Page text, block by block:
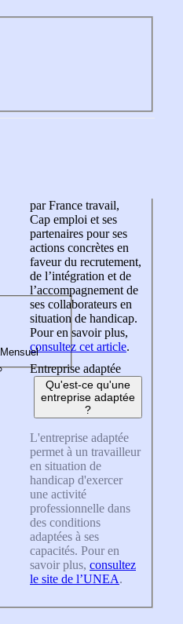
par France travail,
Cap emploi et ses
partenaires pour ses
actions concrètes en
faveur du recrutement,
de l’intégration et de
l’accompagnement de
ses collaborateurs en
situation de handicap.
Pour en savoir plus,
consultez cet article.
Entreprise adaptée
Qu'est-ce qu'une
entreprise adaptée
?
L'entreprise adaptée
permet à un travailleur
en situation de
handicap d'exercer
une activité
professionnelle dans
des conditions
adaptées à ses
capacités. Pour en
savoir plus, consultez
le site de l’UNEA.